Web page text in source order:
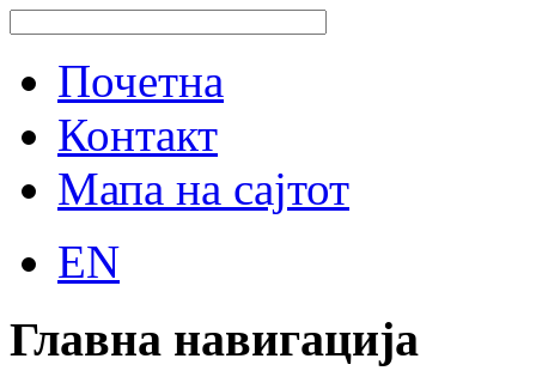
Почетна
Контакт
Мапа на сајтот
EN
Главна навигација